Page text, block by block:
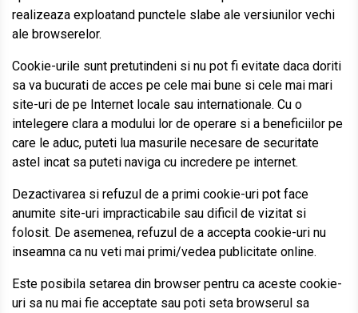
realizeaza exploatand punctele slabe ale versiunilor vechi
ale browserelor.
Cookie-urile sunt pretutindeni si nu pot fi evitate daca doriti
sa va bucurati de acces pe cele mai bune si cele mai mari
site-uri de pe Internet locale sau internationale. Cu o
intelegere clara a modului lor de operare si a beneficiilor pe
care le aduc, puteti lua masurile necesare de securitate
astel incat sa puteti naviga cu incredere pe internet.
Dezactivarea si refuzul de a primi cookie-uri pot face
anumite site-uri impracticabile sau dificil de vizitat si
folosit. De asemenea, refuzul de a accepta cookie-uri nu
inseamna ca nu veti mai primi/vedea publicitate online.
Este posibila setarea din browser pentru ca aceste cookie-
uri sa nu mai fie acceptate sau poti seta browserul sa